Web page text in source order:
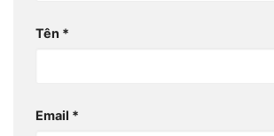
Tên *
Email *